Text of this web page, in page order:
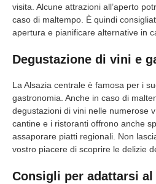
visita. Alcune attrazioni all’aperto
caso di maltempo. È quindi
apertura e pianificare alternative in
Degustazione di vini e
La Alsazia centrale è famosa per i
gastronomia. Anche in caso di
degustazioni di vini nelle numerose
cantine e i ristoranti offrono anche
assaporare piatti regionali. Non
vostro piacere di scoprire le delizie
Consigli per adattarsi